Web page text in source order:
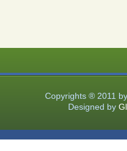
Copyrights ® 2011
Designed by